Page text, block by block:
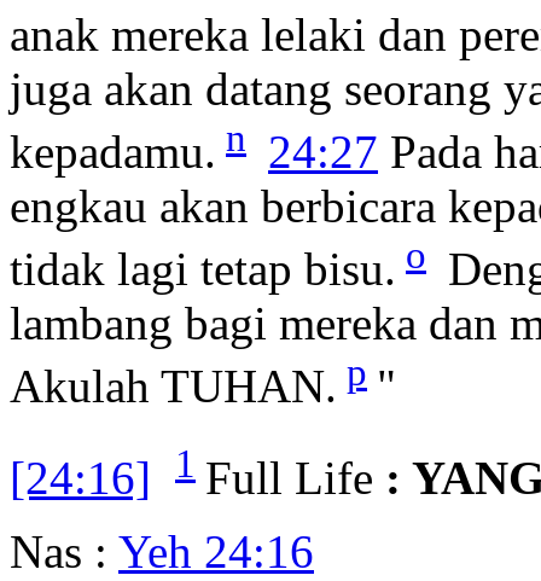
anak mereka lelaki dan
juga akan datang seorang
kepadamu. n 24:27 Pada
engkau akan berbicara
tidak lagi tetap bisu. o
lambang bagi mereka dan
Akulah TUHAN. p "
[24:16]
1 Full Life :
Nas : Yeh 24:16